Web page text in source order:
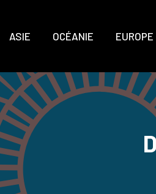
ASIE OCÉANIE EUROPE